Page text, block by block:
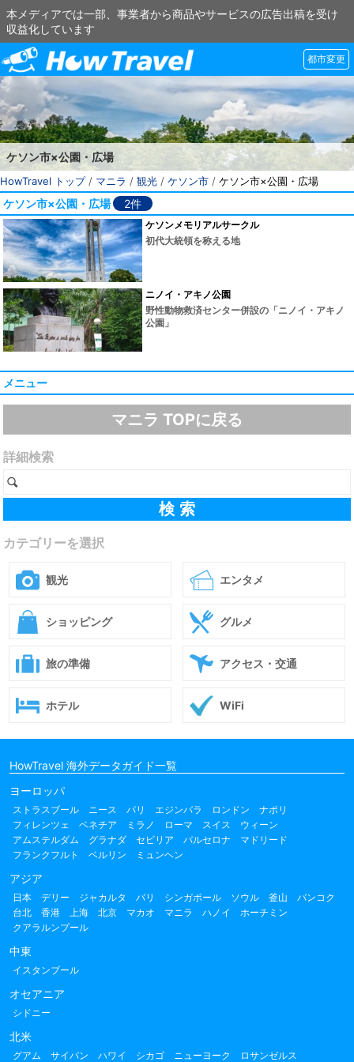
本メディアでは一部、事業者から商品やサービスの広告出稿を受け
収益化しています
都市変更
ケソン市×公園・広場
HowTravel トップ/ マニラ / 観光 / ケソン市 / ケソン市×公園・広場
ケソン市×公園・広場 2件
ケソンメモリアルサークル
初代大統領を称える地
ニノイ・アキノ公園
野性動物救済センター併設の「ニノイ・アキノ
公園」
メニュー
マニラ TOPに戻る
詳細検索
カテゴリーを選択
観光 エンタメ
ショッピング グルメ
旅の準備 アクセス・交通
ホテル WiFi
HowTravel 海外データガイド一覧
ヨーロッパ
ストラスブール ニース パリ エジンバラ ロンドン
ナポリ
フィレンツェ
ベネチア ミラノ ローマ スイス
ウィーン
アムステルダム
グラナダ セビリア バルセロナ
マドリード
フランクフルト
ベルリン ミュンヘン
アジア
日本 デリー ジャカルタ バリ シンガポール ソウル 釜山
バンコク
台北
香港 上海 北京 マカオ マニラ ハノイ
ホーチミン
クアラルンプール
中東
イスタンブール
オセアニア
シドニー
北米
グアム サイパン ハワイ シカゴ ニューヨーク ロサンゼルス